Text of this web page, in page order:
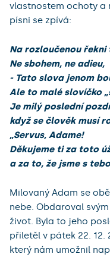
vlastnostem ochoty a
písni se zpívá:
Na rozloučenou řekni
Ne sbohem, ne adieu,
- Tato slova jenom
Ale to malé slovíčko
Je milý poslední
když se člověk musí
„Servus, Adame!
Děkujeme ti za toto
a za to, že jsme s
Milovaný Adam se
nebe. Obdaroval
život. Byla to jeho
přiletěl v pátek 22. 12.
který nám umožnil